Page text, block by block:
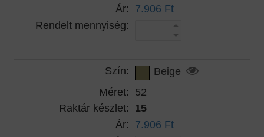
Ár: 7.906 Ft
Rendelt mennyiség:
Szín:
Beige
Méret: 52
Raktár készlet: 15
Ár: 7.906 Ft